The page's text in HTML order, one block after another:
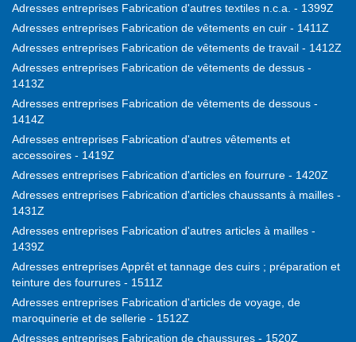
Adresses entreprises Fabrication d'autres textiles n.c.a. - 1399Z
Adresses entreprises Fabrication de vêtements en cuir - 1411Z
Adresses entreprises Fabrication de vêtements de travail - 1412Z
Adresses entreprises Fabrication de vêtements de dessus -
1413Z
Adresses entreprises Fabrication de vêtements de dessous -
1414Z
Adresses entreprises Fabrication d'autres vêtements et
accessoires - 1419Z
Adresses entreprises Fabrication d'articles en fourrure - 1420Z
Adresses entreprises Fabrication d'articles chaussants à mailles -
1431Z
Adresses entreprises Fabrication d'autres articles à mailles -
1439Z
Adresses entreprises Apprêt et tannage des cuirs ; préparation et
teinture des fourrures - 1511Z
Adresses entreprises Fabrication d'articles de voyage, de
maroquinerie et de sellerie - 1512Z
Adresses entreprises Fabrication de chaussures - 1520Z